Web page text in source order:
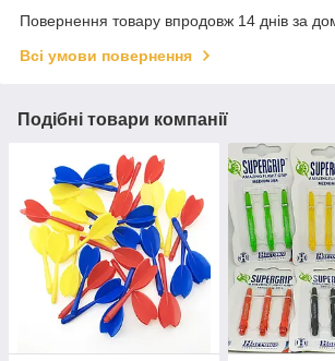
Повернення товару впродовж 14 днів за
Всі умови повернення
Подібні товари компанії